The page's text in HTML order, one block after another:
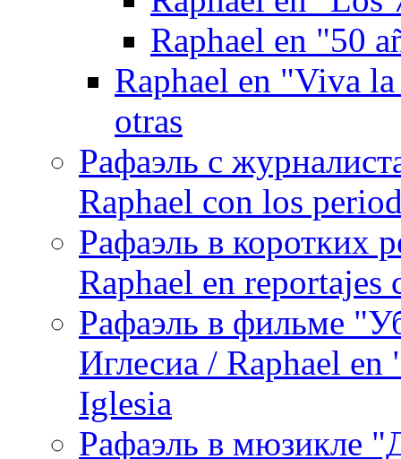
Raphael en "50
Raphael en "Viva
otras
Рафаэль с
Raphael con los
Рафаэль в коротких
Raphael en reportajes
Рафаэль в фильме
Иглесиа / Raphael
Iglesia
Рафаэль в мюзикле